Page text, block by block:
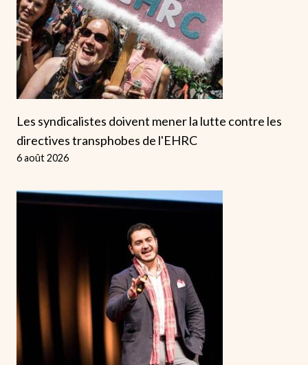
Les syndicalistes doivent mener la lutte contre les
directives transphobes de l'EHRC
6 août 2026